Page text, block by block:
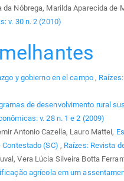
da Nóbrega, Marilda Aparecida de
v. 30 n. 2 (2010)
y gobierno en el campo ,
de desenvolvimento rural
v. 28 n. 1 e 2 (2009)
Antonio Cazella, Lauro Mattei,
(SC) , Raízes: Revista
Vera Lúcia Silveira Botta
agrícola em um